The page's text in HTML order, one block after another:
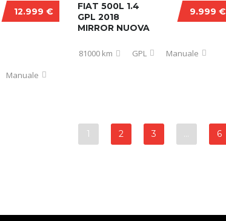
12.999 €
Manuale
9.999 €
FIAT 500L 1.4
GPL 2018
MIRROR NUOVA
81000 km GPL Manuale
1 2 3 … 6